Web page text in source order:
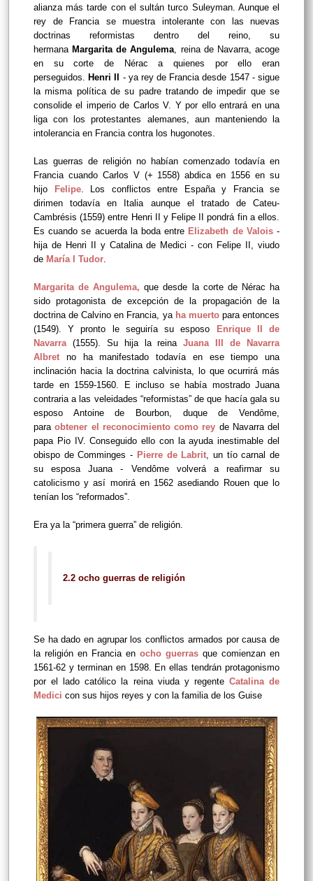
alianza más tarde con el sultán turco Suleyman. Aunque el
rey de Francia se muestra intolerante con las nuevas
doctrinas reformistas dentro del reino, su
hermana Margarita de Angulema, reina de Navarra, acoge
en su corte de Nérac a quienes por ello eran
perseguidos. Henri II - ya rey de Francia desde 1547 - sigue
la misma política de su padre tratando de impedir que se
consolide el imperio de Carlos V. Y por ello entrará en una
liga con los protestantes alemanes, aun manteniendo la
intolerancia en Francia contra los hugonotes.
Las guerras de religión no habían comenzado todavía en
Francia cuando Carlos V (+ 1558) abdica en 1556 en su
hijo
Felipe. Los conflictos entre España y Francia se
dirimen todavía en Italia aunque el tratado de Cateu-
Cambrésis (1559) entre Henri II y Felipe II pondrá fin a ellos.
Es cuando se acuerda la boda entre Elizabeth de Valois-
hija de Henri II y Catalina de Medici - con Felipe II, viudo
de María I Tudor.
Margarita de Angulema,que desde la corte de Nérac ha
sido protagonista de excepción de la propagación de la
doctrina de Calvino en Francia, ya ha muerto para entonces
(1549). Y pronto le seguiría su esposo
Enrique II de
Navarra (1555). Su hija la reinaJuana III de Navarra
Albret
no ha manifestado todavía en ese tiempo una
inclinación hacia la doctrina calvinista, lo que ocurrirá más
tarde en 1559-1560. E incluso se había mostrado Juana
contraria a las veleidades “reformistas” de que hacía gala su
esposo Antoine de Bourbon, duque de Vendôme,
paraobtener el reconocimiento como rey de Navarra del
papa Pio IV. Conseguido ello con la ayuda inestimable del
obispo de Comminges - Pierre de Labrit, un tío carnal de
su esposa Juana - Vendôme volverá a reafirmar su
catolicismo y así morirá en 1562 asediando Rouen que lo
tenían los “reformados”.
Era ya la “primera guerra” de religión.
2.2 ocho guerras de religión
Se ha dado en agrupar los conflictos armados por causa de
la religión en Francia en ocho guerras que comienzan en
1561-62 y terminan en 1598. En ellas tendrán protagonismo
por el lado católico la reina viuda y regente Catalina de
Medici con sus hijos reyes y con la familia de los Guise